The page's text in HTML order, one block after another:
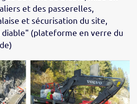
et des passerelles,
et sécurisation du site,
diable" (plateforme en verre du